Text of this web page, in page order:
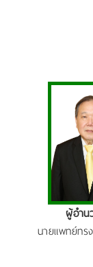
ผู้อำน
นายแพทย์ทร